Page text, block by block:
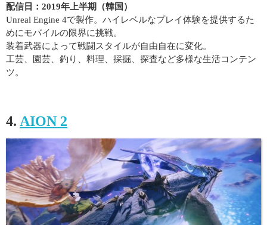
配信日：2019年上半期（韓国）
Unreal Engine 4で製作。ハイレベルなプレイ体験を提供するた
めにモバイルの限界に挑戦。
装着武器によって戦闘スタイルが自由自在に変化。
工芸、園芸、釣り、料理、採掘、探査など多様な生活コンテン
ツ。
4. AION 2